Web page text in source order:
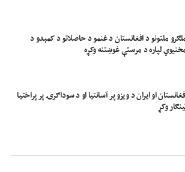
ملتونو د افغانستان د غنمو د حاصلاتو د کمېدو د
لپاره د مرستې غوښتنه وکړه
او ایران د ویزو پر آسانتیا او د سوداګرۍ پر پراختیا
وکړ